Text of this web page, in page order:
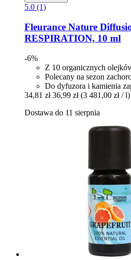
5.0 (1)
Fleurance Nature
RESPIRATION, 10 ml
-6%
Z 10 organicznych
Polecany na sezon
Do dyfuzora i kamienia
34,81 zł 36,99 zł (3 481,00 zł / l)
Dostawa do 11 sierpnia